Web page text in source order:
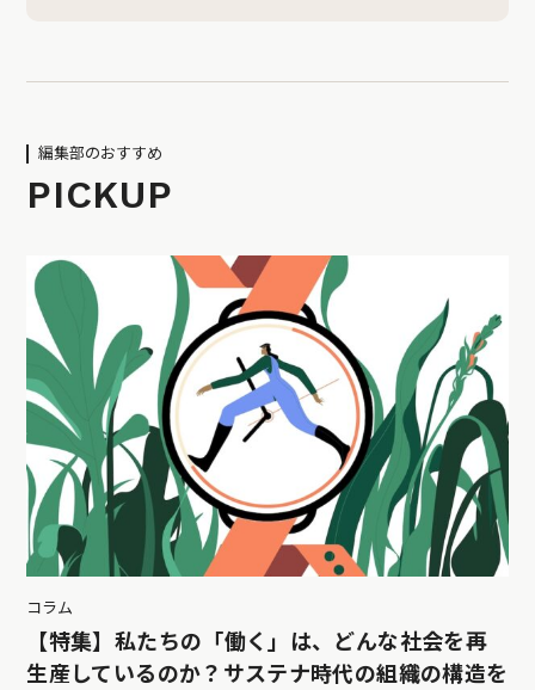
編集部のおすすめ
PICKUP
コラム
【特集】私たちの「働く」は、どんな社会を再
生産しているのか？サステナ時代の組織の構造を